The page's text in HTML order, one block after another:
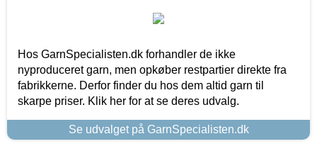
Hos GarnSpecialisten.dk forhandler de ikke
nyproduceret garn, men opkøber restpartier direkte fra
fabrikkerne. Derfor finder du hos dem altid garn til
skarpe priser. Klik her for at se deres udvalg.
Se udvalget på GarnSpecialisten.dk